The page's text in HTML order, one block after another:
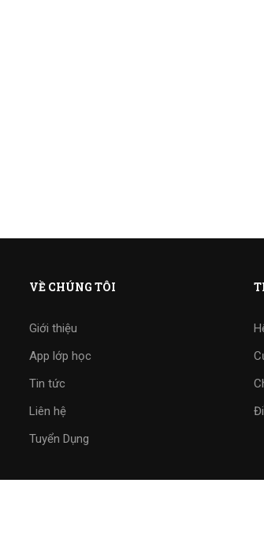
VỀ CHÚNG TÔI
Giới thiệu
App lớp học
Tin tức
Liên hệ
Tuyển Dụng